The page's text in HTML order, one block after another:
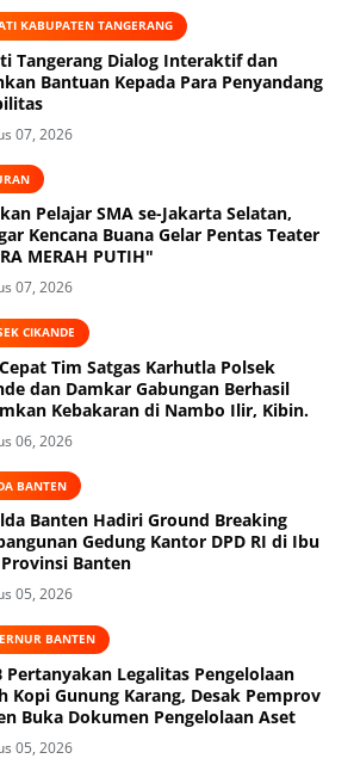
KABUPATEN TANGERANG
Tangerang Dialog Interaktif dan
Bantuan Kepada Para Penyandang
07, 2026
Pelajar SMA se-Jakarta Selatan,
Kencana Buana Gelar Pentas Teater
MERAH PUTIH"
07, 2026
CIKANDE
Tim Satgas Karhutla Polsek
dan Damkar Gabungan Berhasil
Kebakaran di Nambo Ilir, Kibin.
06, 2026
BANTEN
Banten Hadiri Ground Breaking
Gedung Kantor DPD RI di Ibu
Banten
05, 2026
BANTEN
Pertanyakan Legalitas Pengelolaan
Kopi Gunung Karang, Desak Pemprov
Buka Dokumen Pengelolaan Aset
05, 2026